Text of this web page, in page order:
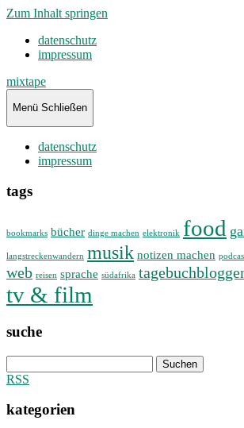
Zum Inhalt springen
datenschutz
impressum
mixtape
Menü Schließen
datenschutz
impressum
tags
bookmarks bücher dinge machen elektronik food
langstreckenwandern musik notizen machen
web reisen sprache südafrika
tv & film
suche
nach:
RSS
kategorien